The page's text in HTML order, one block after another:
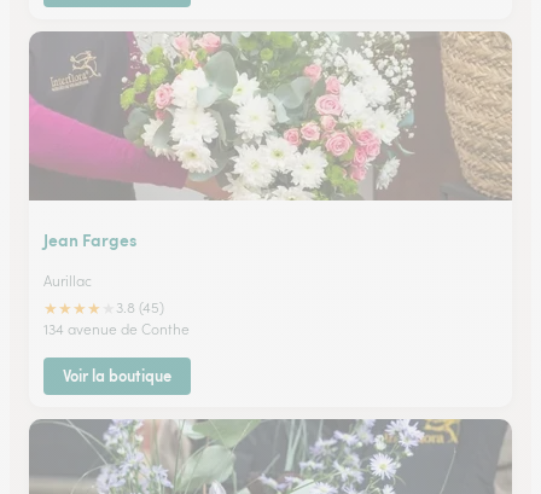
Jean Farges
Aurillac
★★★★
3.8 (45)
134 avenue de Conthe
Voir la boutique